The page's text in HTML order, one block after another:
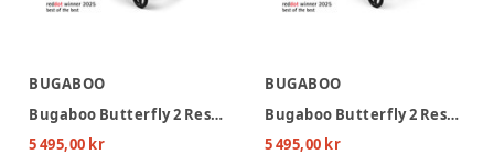
BUGABOO
Bugaboo Butterfly 2 Resevagn - Black/Heritage Black
5 495,00 kr
BUGABOO
Bugaboo Butterfly 2 Resevagn - Black/Forest Green
5 495,00 kr